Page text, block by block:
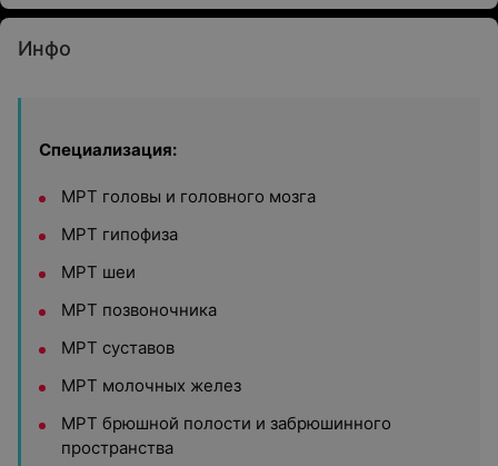
Инфо
Специализация:
МРТ головы и головного мозга
МРТ гипофиза
МРТ шеи
МРТ позвоночника
МРТ суставов
МРТ молочных желез
МРТ брюшной полости и забрюшинного
пространства